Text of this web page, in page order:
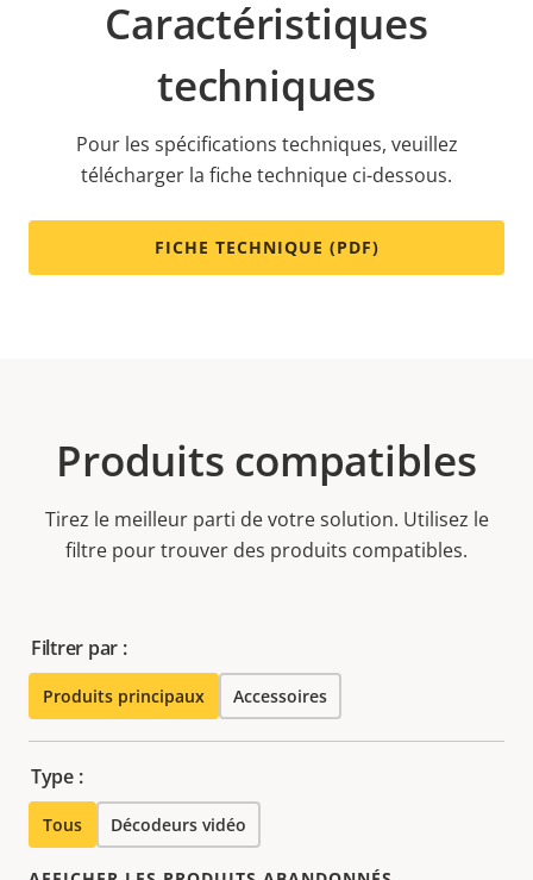
Caractéristiques
techniques
Pour les spécifications techniques, veuillez
télécharger la fiche technique ci-dessous.
FICHE TECHNIQUE (PDF)
Produits compatibles
Tirez le meilleur parti de votre solution. Utilisez le
filtre pour trouver des produits compatibles.
Filtrer par :
Produits principaux Accessoires
Type :
Tous Décodeurs vidéo